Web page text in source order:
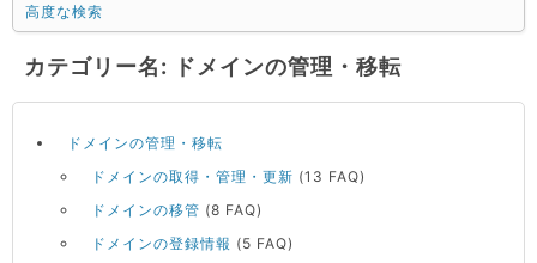
高度な検索
カテゴリー名: ドメインの管理・移転
ドメインの管理・移転
ドメインの取得・管理・更新 (13 FAQ)
ドメインの移管 (8 FAQ)
ドメインの登録情報 (5 FAQ)